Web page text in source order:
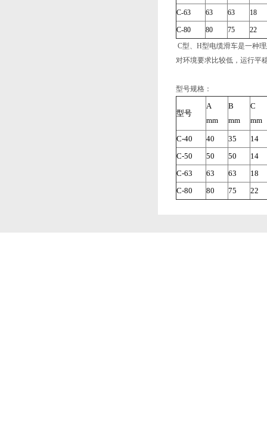
C-63 63 63 18
C-80 80 75
22
C型、H型电缆滑车是一种
对环境要求比较低，运行平
型号规格：
型号
A
mm
B
mm
C
mm
C-40 40 35
14
C-50
50 50
14
C-63
63 63
18
C-80
80 75 22